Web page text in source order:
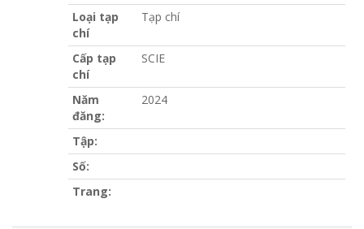
Loại tạp
chí
Tạp chí
Cấp tạp
chí
SCIE
Năm
đăng:
2024
Tập:
Số:
Trang: